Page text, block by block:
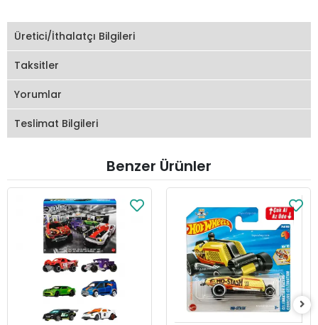
Üretici/İthalatçı Bilgileri
Taksitler
Yorumlar
Teslimat Bilgileri
Benzer Ürünler